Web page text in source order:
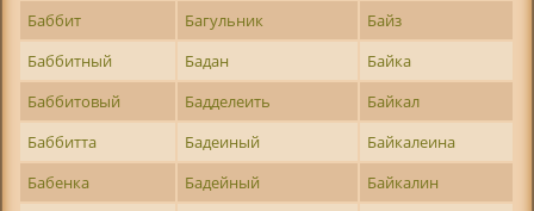
Баббит
Багульник
Байз
Баббитный
Бадан
Байка
Баббитовый
Бадделеить
Байкал
Баббитта
Бадеиный
Байкалеина
Бабенка
Бадейный
Байкалин